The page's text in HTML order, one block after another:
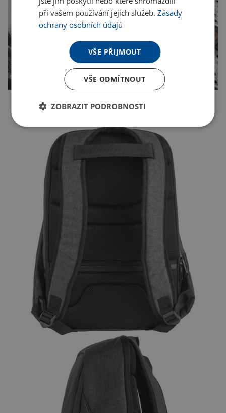
při vašem používání jejich služeb.Zásady
ochrany osobních údajů
VŠE PŘIJMOUT
VŠE ODMÍTNOUT
ZOBRAZIT PODROBNOSTI